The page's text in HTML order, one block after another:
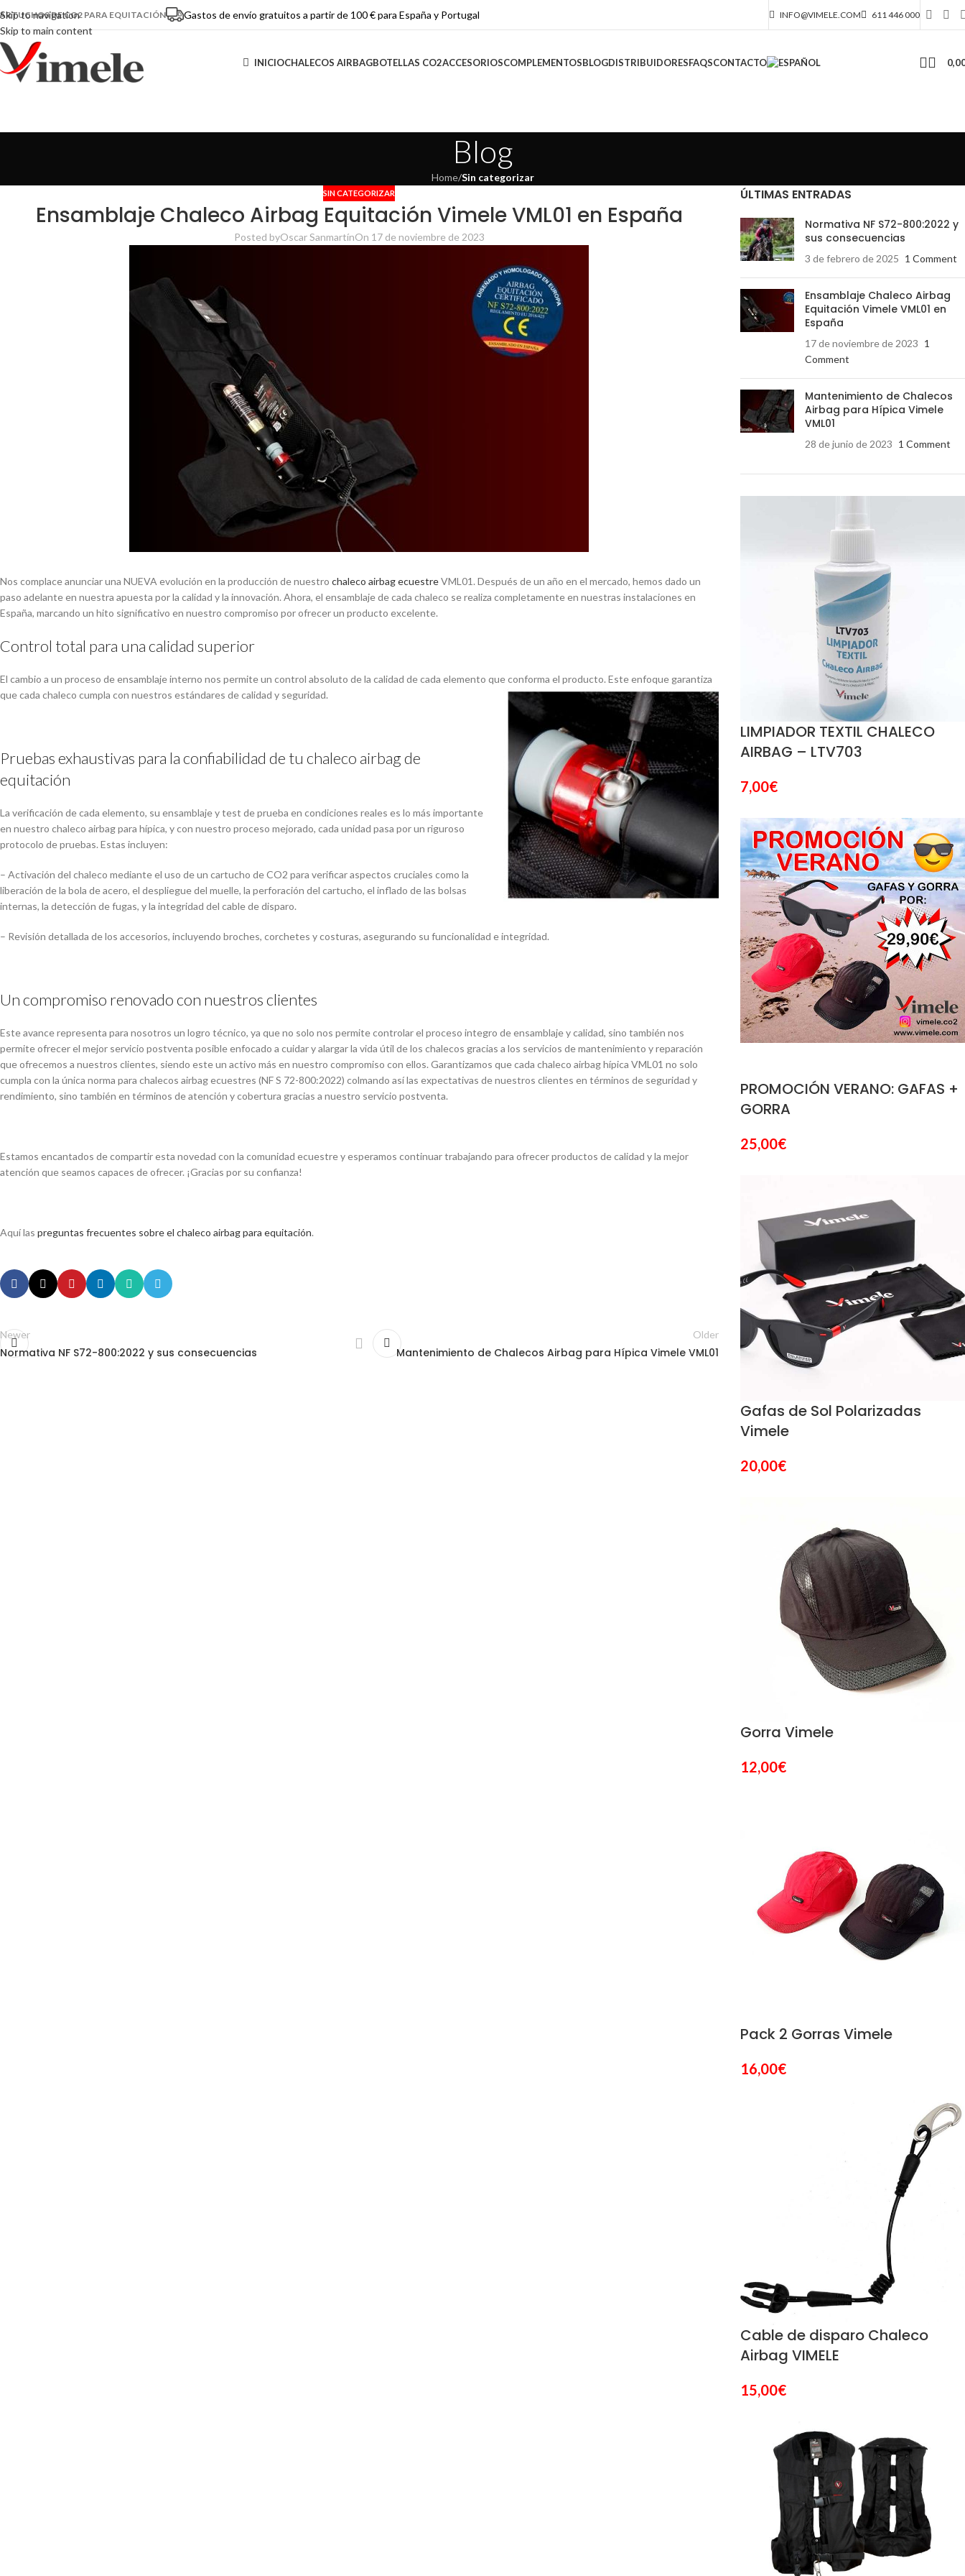
Skip to navigation
Skip to main content
DE CO2 PARA EQUITACIÓN Gastos de envío gratuitos a partir de 100 € para España y Portugal INFO@VIMELE.COM 611 446 000
INICIOCHALECOS AIRBAGBOTELLAS CO2ACCESORIOSCOMPLEMENTOSBLOGDISTRIBUIDORESFAQSCONTACTO
Blog
Home/Sin categorizar
SIN CATEGORIZAR
Ensamblaje Chaleco Airbag Equitación Vimele VML01 en España
Posted byOscar SanmartínOn 17 de noviembre de 2023
Nos complace anunciar una NUEVA evolución en la producción de nuestro chaleco airbag ecuestreVML01. Después de un año en el mercado, hemos dado un
paso adelante en nuestra apuesta por la calidad y la innovación. Ahora, el ensamblaje de cada chaleco se realiza completamente en nuestras instalaciones en
España, marcando un hito significativo en nuestro compromiso por ofrecer un producto excelente.
Control total para una calidad superior
El cambio a un proceso de ensamblaje interno nos permite un control absoluto de la calidad de cada elemento que conforma el producto. Este enfoque garantiza
que cada chaleco cumpla con nuestros estándares de calidad y seguridad.
Pruebas exhaustivas para la confiabilidad de tu chaleco airbag de
equitación
La verificación de cada elemento, su ensamblaje y test de prueba en condiciones reales es lo más importante
en nuestro chaleco airbag para hípica, y con nuestro proceso mejorado, cada unidad pasa por un riguroso
protocolo de pruebas. Estas incluyen:
– Activación del chaleco mediante el uso de un cartucho de CO2 para verificar aspectos cruciales como la
liberación de la bola de acero, el despliegue del muelle, la perforación del cartucho, el inflado de las bolsas
internas, la detección de fugas, y la integridad del cable de disparo.
– Revisión detallada de los accesorios, incluyendo broches, corchetes y costuras, asegurando su funcionalidad e integridad.
Un compromiso renovado con nuestros clientes
Este avance representa para nosotros un logro técnico, ya que no solo nos permite controlar el proceso integro de ensamblaje y calidad, sino también nos
permite ofrecer el mejor servicio postventa posible enfocado a cuidar y alargar la vida útil de los chalecos gracias a los servicios de mantenimiento y reparación
que ofrecemos a nuestros clientes, siendo este un activo más en nuestro compromiso con ellos. Garantizamos que cada chaleco airbag hípica VML01 no solo
cumpla con la única norma para chalecos airbag ecuestres (NF S 72-800:2022) colmando así las expectativas de nuestros clientes en términos de seguridad y
rendimiento, sino también en términos de atención y cobertura gracias a nuestro servicio postventa.
Estamos encantados de compartir esta novedad con la comunidad ecuestre y esperamos continuar trabajando para ofrecer productos de calidad y la mejor
atención que seamos capaces de ofrecer. ¡Gracias por su confianza!
Aquí las preguntas frecuentes sobre el chaleco airbag para equitación.
Newer
Normativa NF S72-800:2022 y sus consecuencias
Older
Mantenimiento de Chalecos Airbag para Hípica Vimele VML01
ÚLTIMAS ENTRADAS
Normativa NF S72-800:2022 y
sus consecuencias
3 de febrero de 2025 1 Comment
Ensamblaje Chaleco Airbag
Equitación Vimele VML01 en
España
17 de noviembre de 2023 1
Comment
Mantenimiento de Chalecos
Airbag para Hípica Vimele
VML01
28 de junio de 2023 1 Comment
LIMPIADOR TEXTIL CHALECO
AIRBAG – LTV703
7,00€
PROMOCIÓN VERANO: GAFAS +
GORRA
25,00€
Gafas de Sol Polarizadas
Vimele
20,00€
Gorra Vimele
12,00€
Pack 2 Gorras Vimele
16,00€
Cable de disparo Chaleco
Airbag VIMELE
15,00€